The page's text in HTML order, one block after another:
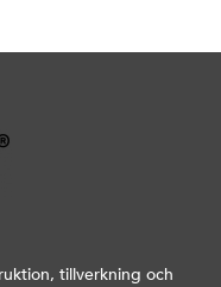
tillverkning och